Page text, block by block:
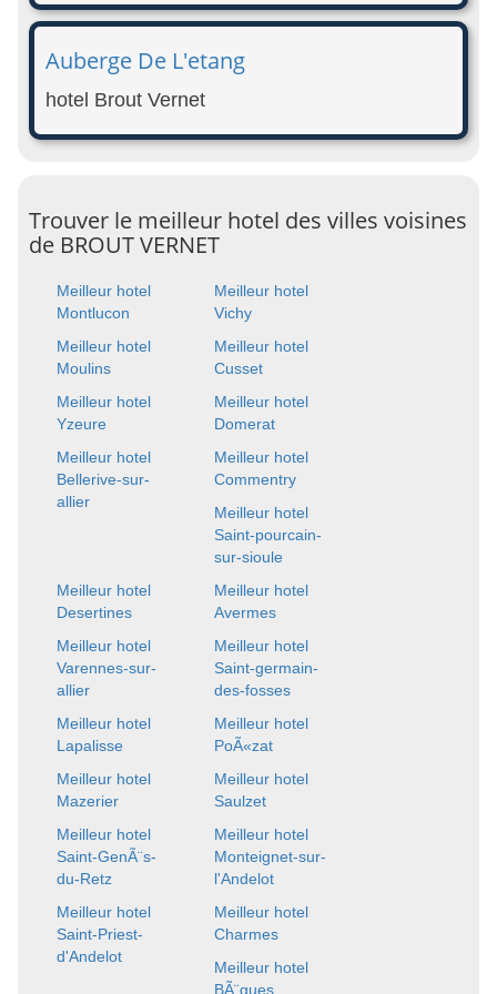
Auberge De L'etang
hotel Brout Vernet
Trouver le meilleur hotel des villes voisines
de BROUT VERNET
Meilleur hotel
Montlucon
Meilleur hotel
Vichy
Meilleur hotel
Moulins
Meilleur hotel
Cusset
Meilleur hotel
Yzeure
Meilleur hotel
Domerat
Meilleur hotel
Bellerive-sur-
allier
Meilleur hotel
Commentry
Meilleur hotel
Saint-pourcain-
sur-sioule
Meilleur hotel
Desertines
Meilleur hotel
Avermes
Meilleur hotel
Varennes-sur-
allier
Meilleur hotel
Saint-germain-
des-fosses
Meilleur hotel
Lapalisse
Meilleur hotel
PoÃ«zat
Meilleur hotel
Mazerier
Meilleur hotel
Saulzet
Meilleur hotel
Saint-GenÃ¨s-
du-Retz
Meilleur hotel
Monteignet-sur-
l'Andelot
Meilleur hotel
Saint-Priest-
d'Andelot
Meilleur hotel
Charmes
Meilleur hotel
BÃ¨gues